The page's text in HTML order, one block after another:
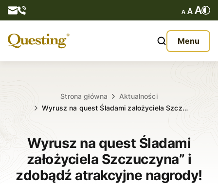
Menu
O nas
Kontakt
Strona główna
Aktualności
Wyrusz na quest Śladami założyciela Szcz…
Wyrusz na quest Śladami
założyciela Szczuczyna” i
zdobądź atrakcyjne nagrody!